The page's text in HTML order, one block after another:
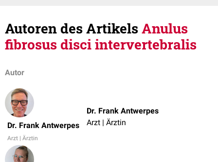
Autoren des ArtikelsAnulus
fibrosus disci intervertebralis
Autor
Dr. Frank Antwerpes
Arzt | Ärztin
Dr. Frank Antwerpes
Arzt | Ärztin